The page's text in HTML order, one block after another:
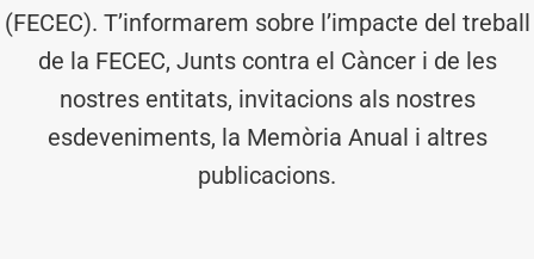
(FECEC). T’informarem sobre l’impacte del treball
de la FECEC, Junts contra el Càncer i de les
nostres entitats, invitacions als nostres
esdeveniments, la Memòria Anual i altres
publicacions.